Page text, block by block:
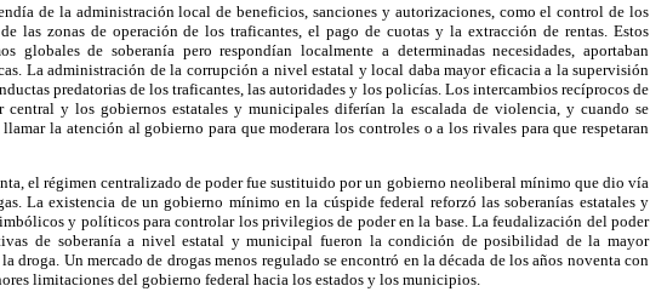
de la administración local de beneficios, sanciones y autorizaciones, como el control de los
las zonas de operación de los traficantes, el pago de cuotas y la extracción de rentas. Estos
globales de soberanía pero respondían localmente a determinadas necesidades, aportaban
La administración de la corrupción a nivel estatal y local daba mayor eficacia a la supervisión
predatorias de los traficantes, las autoridades y los policías. Los intercambios recíprocos de
central y los gobiernos estatales y municipales diferían la escalada de violencia, y cuando se
la atención al gobierno para que moderara los controles o a los rivales para que respetaran
el régimen centralizado de poder fue sustituido por un gobierno neoliberal mínimo que dio vía
La existencia de un gobierno mínimo en la cúspide federal reforzó las soberanías estatales y
y políticos para controlar los privilegios de poder en la base. La feudalización del poder
de soberanía a nivel estatal y municipal fueron la condición de posibilidad de la mayor
droga. Un mercado de drogas menos regulado se encontró en la década de los años noventa con
limitaciones del gobierno federal hacia los estados y los municipios.